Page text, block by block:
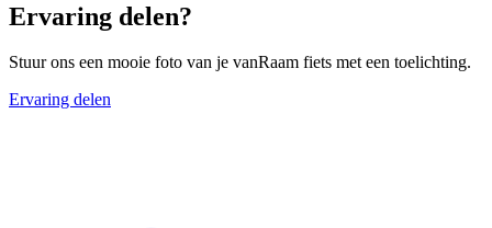
Ervaring delen?
Stuur ons een mooie foto van je vanRaam fiets met een toelichting.
Ervaring delen